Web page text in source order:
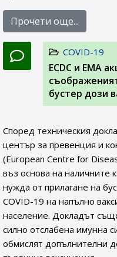
Прочети още...
COVID-19
ЕCDC и EMA
бустер дози
Според техническия
център за превенция и
(European Centre for
въз основа на
нужда от прилагане на
COVID-19 на напълно
население. Докладът
силно отслабена имунна
обмислят допълнителни